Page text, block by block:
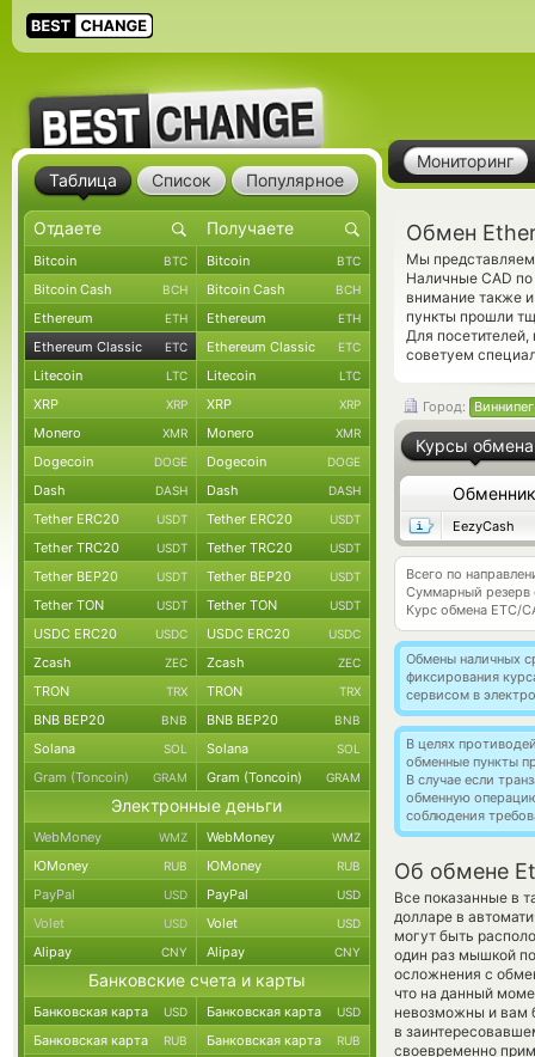
Мониторинг
Обмен
Мы представляем
Наличные CAD
внимание также
пункты прошли
Для
советуем
Город: Виннипег
Курсы обмена
Обменник
EezyCash
Всего по
Суммарный резерв
Курс обмена ETC/
Обмены наличных
фиксирования
сервисом в
В целях
обменные пункты
В случае если
обменную
соблюдения
Об обмене
Все показанные в
долларе в
могут быть
один раз мышкой
осложнения с
что на данный
невозможны и вам
в
своевременно
Таблица Список Популярное
Bitcoin BTC Bitcoin BTC
Bitcoin Cash BCH Bitcoin Cash BCH
Ethereum ETH Ethereum ETH
Ethereum Classic ETC Ethereum Classic ETC
Litecoin LTC Litecoin LTC
XRP XRP XRP XRP
Monero XMR Monero XMR
Dogecoin DOGE Dogecoin DOGE
Dash DASH Dash DASH
Tether ERC20 USDT Tether ERC20 USDT
Tether TRC20 USDT Tether TRC20 USDT
Tether BEP20 USDT Tether BEP20 USDT
Tether TON USDT Tether TON USDT
USDC ERC20 USDC USDC ERC20 USDC
Zcash ZEC Zcash ZEC
TRON TRX TRON TRX
BNB BEP20 BNB BNB BEP20 BNB
Solana SOL Solana SOL
Gram (Toncoin) GRAM Gram (Toncoin) GRAM
Электронные деньги
WebMoney WMZ WebMoney WMZ
ЮMoney RUB ЮMoney RUB
PayPal USD PayPal USD
Volet USD Volet USD
Alipay CNY Alipay CNY
Банковские счета и карты
Банковская карта USD Банковская карта USD
Банковская карта RUB Банковская карта RUB